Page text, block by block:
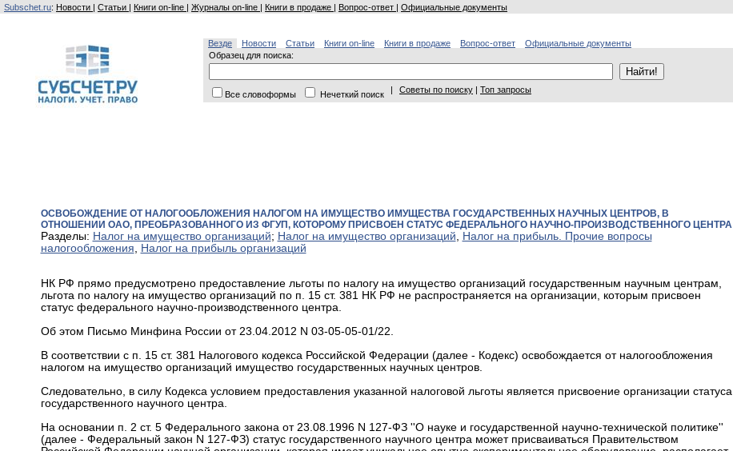
Subschet.ru: Новости | Статьи | Книги on-line | Журналы on-line | Книги в продаже | Вопрос-ответ | Официальные документы
Везде Новости Статьи Книги on-line Книги в продаже Вопрос-ответ
Официальные документы
Образец для поиска:
Все словоформы Нечеткий поиск | Советы по поиску | Топ запросы
ОСВОБОЖДЕНИЕ ОТ НАЛОГООБЛОЖЕНИЯ НАЛОГОМ НА ИМУЩЕСТВО ИМУЩЕСТВА ГОСУДАРСТВЕННЫХ НАУЧНЫХ ЦЕНТРОВ, В
ОТНОШЕНИИ ОАО, ПРЕОБРАЗОВАННОГО ИЗ ФГУП, КОТОРОМУ ПРИСВОЕН СТАТУС ФЕДЕРАЛЬНОГО НАУЧНО-ПРОИЗВОДСТВЕННОГО ЦЕНТРА
Разделы: Налог на имущество организаций; Налог на имущество организаций, Налог на прибыль. Прочие вопросы
налогообложения, Налог на прибыль организаций
НК РФ прямо предусмотрено предоставление льготы по налогу на имущество организаций государственным научным центрам,
льгота по налогу на имущество организаций по п. 15 ст. 381 НК РФ не распространяется на организации, которым присвоен
статус федерального научно-производственного центра.
Об этом Письмо Минфина России от 23.04.2012 N 03-05-05-01/22.
В соответствии с п. 15 ст. 381 Налогового кодекса Российской Федерации (далее - Кодекс) освобождается от налогообложения
налогом на имущество организаций имущество государственных научных центров.
Следовательно, в силу Кодекса условием предоставления указанной налоговой льготы является присвоение организации статуса
государственного научного центра.
На основании п. 2 ст. 5 Федерального закона от 23.08.1996 N 127-ФЗ ''О науке и государственной научно-технической политике''
(далее - Федеральный закон N 127-ФЗ) статус государственного научного центра может присваиваться Правительством